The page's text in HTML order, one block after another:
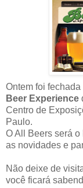
Ontem foi
Beer Experience
Centro de
Paulo.
O All Beers será
as novidades e
Não deixe de
você ficará